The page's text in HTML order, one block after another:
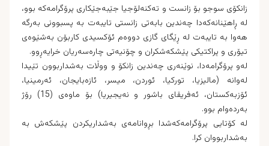
زانکۆی سوجو بۆ زانست و تەکنەلۆجیا جێبەجێکاری پرۆگرامەکە بوو،
لە ڕاهێنانەکەدا چەندین بابەتی زانستی تایبەت بە پسبوونی بەرگە
هەوا بە تایبەت لە ڕێگای گازی دووەم ئۆکسیدی کاربۆن بەشێوەی
تیۆری و پراکتیکی پێشکەشکران و چۆنیەتی چارەسەریان خرایەڕوو.
لەو پرۆگرامەدا، نوێنەری چەندین زانکۆ و ووڵات بەشداربوون تێیدا
لەوانە (مالیزیا، تورکیا، ئوردن، میسر، ئازەبایجان، ئەرمینیا،
ئۆزبەکستان، ئەفریقای باشور و نەیجیریا) بۆ ماوەی (15) رۆژ
بەردەوام بوو.
لە کۆتایی پرۆگرامەکەشدا بڕوانامەی بەشداریکردن پێشکەش بە
بەشداربووان کرا.